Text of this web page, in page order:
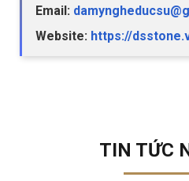
Email:
Website: https://
TIN TỨC